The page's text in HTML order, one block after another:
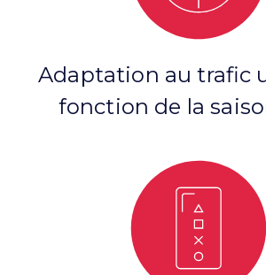
Adaptation au trafic
fonction de la